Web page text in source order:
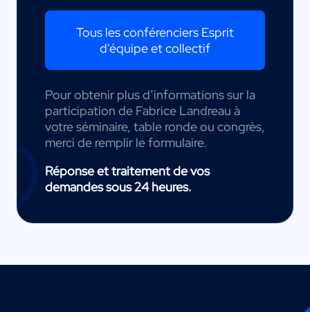
Tous les conférenciers Esprit
d'équipe et collectif
Pour obtenir plus d’informations sur la
participation de Fabrice Landreau à
votre séminaire, table ronde ou congrès,
merci de remplir le formulaire.
Réponse et traitement de vos
demandes sous 24 heures.